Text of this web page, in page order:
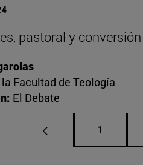
pastoral y conversión
Facultad de Teología
El Debate
Página
1